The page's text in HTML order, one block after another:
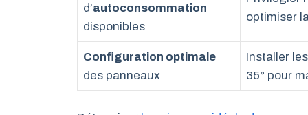
d’autoconsommation
disponibles
optimiser
Configuration optimale
des panneaux
Installer
35° pour